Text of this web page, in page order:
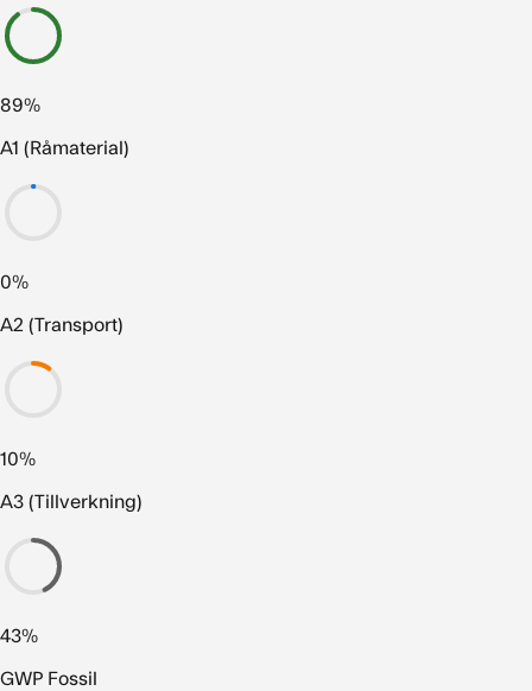
89%
A1 (Råmaterial)
0%
A2 (Transport)
10%
A3 (Tillverkning)
43%
GWP Fossil